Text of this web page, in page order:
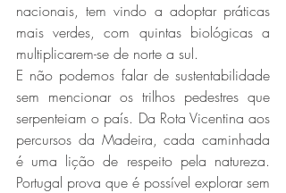
nacionais, tem vindo a adoptar práticas
mais verdes, com quintas biológicas a
multiplicarem-se de norte a sul.
E não podemos falar de sustentabilidade
sem mencionar os trilhos pedestres que
serpenteiam o país. Da Rota Vicentina aos
percursos da Madeira, cada caminhada
é uma lição de respeito pela natureza.
Portugal prova que é possível explorar sem